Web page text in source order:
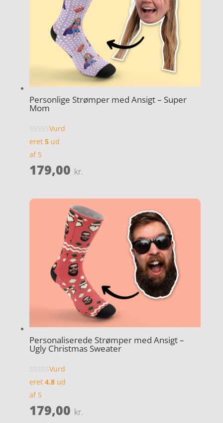
Personlige Strømper med Ansigt – Super
Mom
Vurd
eret 5ud
af 5
179,00 kr.
Personaliserede Strømper med Ansigt –
Ugly Christmas Sweater
Vurd
eret 4.8ud
af 5
179,00 kr.